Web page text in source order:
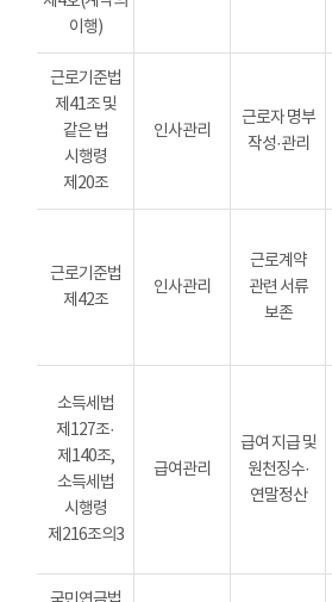
이행)
근로기준법
제41조 및
같은 법
시행령
제20조
인사관리
근로자 명부
작성·관리
근로기준법
제42조
인사관리
근로계약
관련 서류
보존
소득세법
제127조·
제140조,
소득세법
시행령
제216조의3
급여관리
급여 지급 및
원천징수·
연말정산